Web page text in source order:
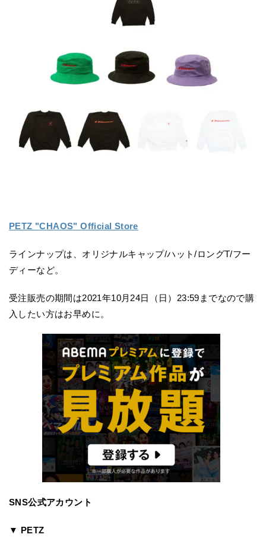
PETZ "CHAOS" Official Store
ラインナップは、オリジナルキャップ/ハット/ロングT/フー
ディーなど。
受注販売の期間は2021年10月24日（日）23:59までなので購
入したい方はお早めに。
SNS公式アカウント
▼ PETZ